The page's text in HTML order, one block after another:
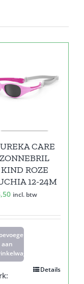
CARE
ZONNEBRIL
KIND ROZE
12-24M
incl. btw
aan
Details